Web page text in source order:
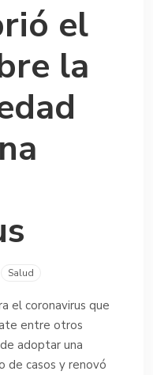
el
la
Salud
el coronavirus que
entre otros
adoptar una
de casos y renovó